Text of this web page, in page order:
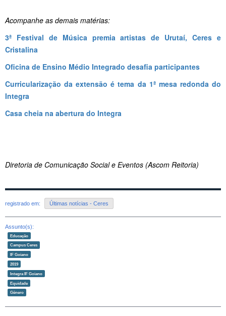
Acompanhe as demais matérias:
3ª Festival de Música premia artistas de Urutaí, Ceres e
Cristalina
Oficina de Ensino Médio Integrado desafia participantes
Curricularização da extensão é tema da 1ª mesa redonda do
Integra
Casa cheia na abertura do Integra
Diretoria de Comunicação Social e Eventos (Ascom Reitoria)
registrado em: Últimas notícias - Ceres
Assunto(s):
Educação
Campus Ceres
IF Goiano
2019
Integra IF Goiano
Equidade
Gênero